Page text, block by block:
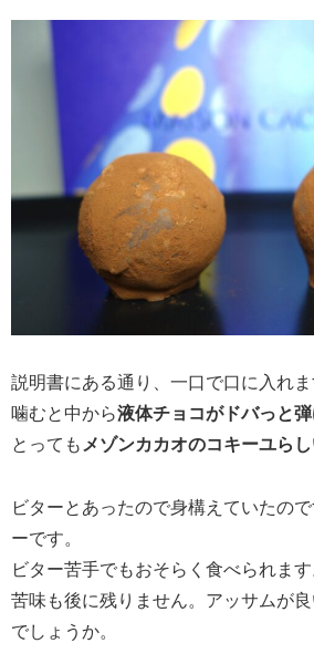
説明書にある通り、一口で口に入れま
噛むと中から液体チョコがドバっと
とっても メゾンカカオのコキーユら
ビターとあったので身構えていたの
ーです。
ビター苦手でもおそらく食べられます
苦味も後に残りません。アッサムが
でしょうか。